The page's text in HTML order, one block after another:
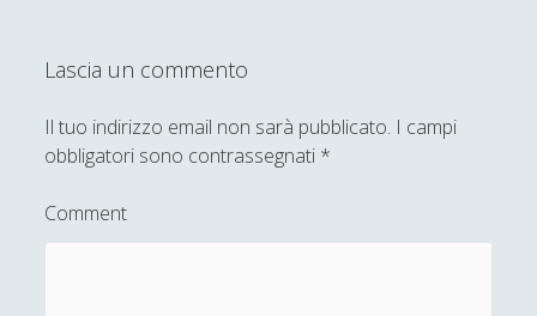
Paolo Ceola
Paolo Meneghetti
Redazione
Lascia un commento
Il tuo indirizzo email non sarà pubblicato. I campi
obbligatori sono contrassegnati *
Comment